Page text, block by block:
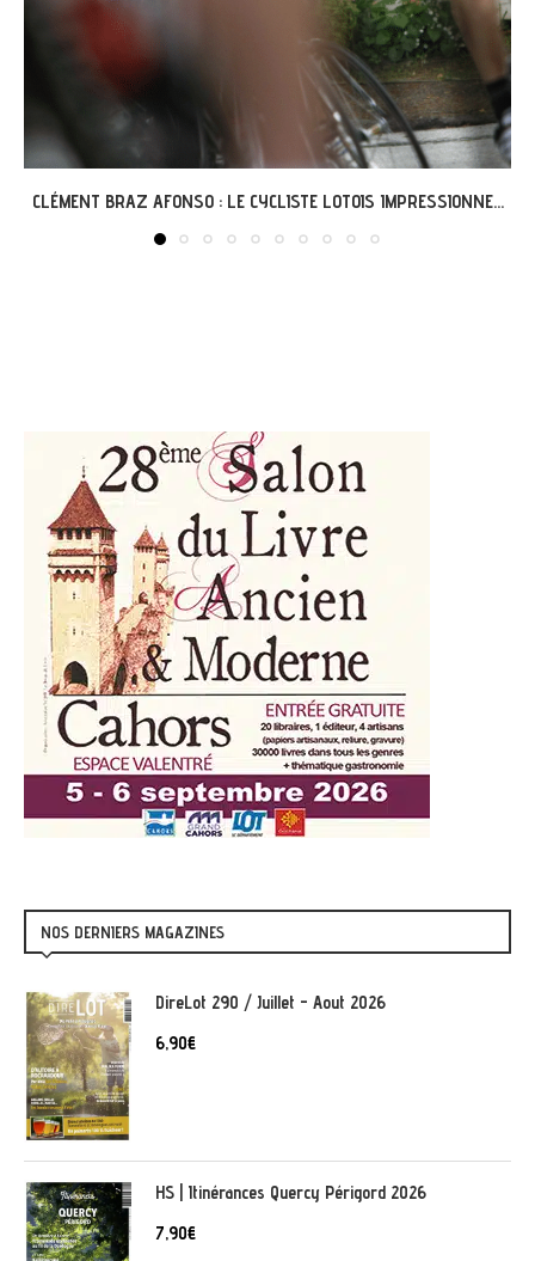
GRÉGOIRE ET L’AVENTURE « G’VÉLO » À MERCUÈS...
NOS DERNIERS MAGAZINES
DireLot 290 / Juillet - Aout 2026
6,90€
HS | Itinérances Quercy Périgord 2026
7,90€